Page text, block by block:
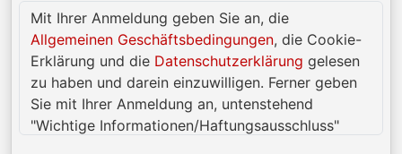
Mit Ihrer Anmeldung geben Sie an, die
Allgemeinen Geschäftsbedingungen, die Cookie-
Erklärung und die Datenschutzerklärung gelesen
zu haben und darein einzuwilligen. Ferner geben
Sie mit Ihrer Anmeldung an, untenstehend
"Wichtige Informationen/Haftungsausschluss"